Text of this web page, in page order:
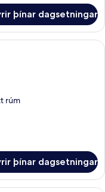
þínar dagsetningar
herbergi | Míníbar,
rúm
þínar dagsetningar